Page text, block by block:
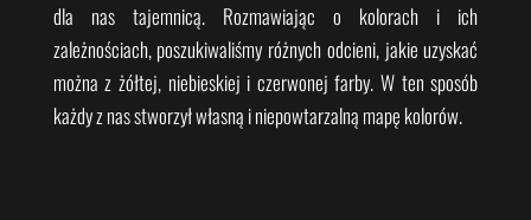
dla nas tajemnicą. Rozmawiając o kolorach i ich
zależnościach, poszukiwaliśmy różnych odcieni, jakie uzyskać
można z żółtej, niebieskiej i czerwonej farby. W ten sposób
każdy z nas stworzył własną i niepowtarzalną mapę kolorów.